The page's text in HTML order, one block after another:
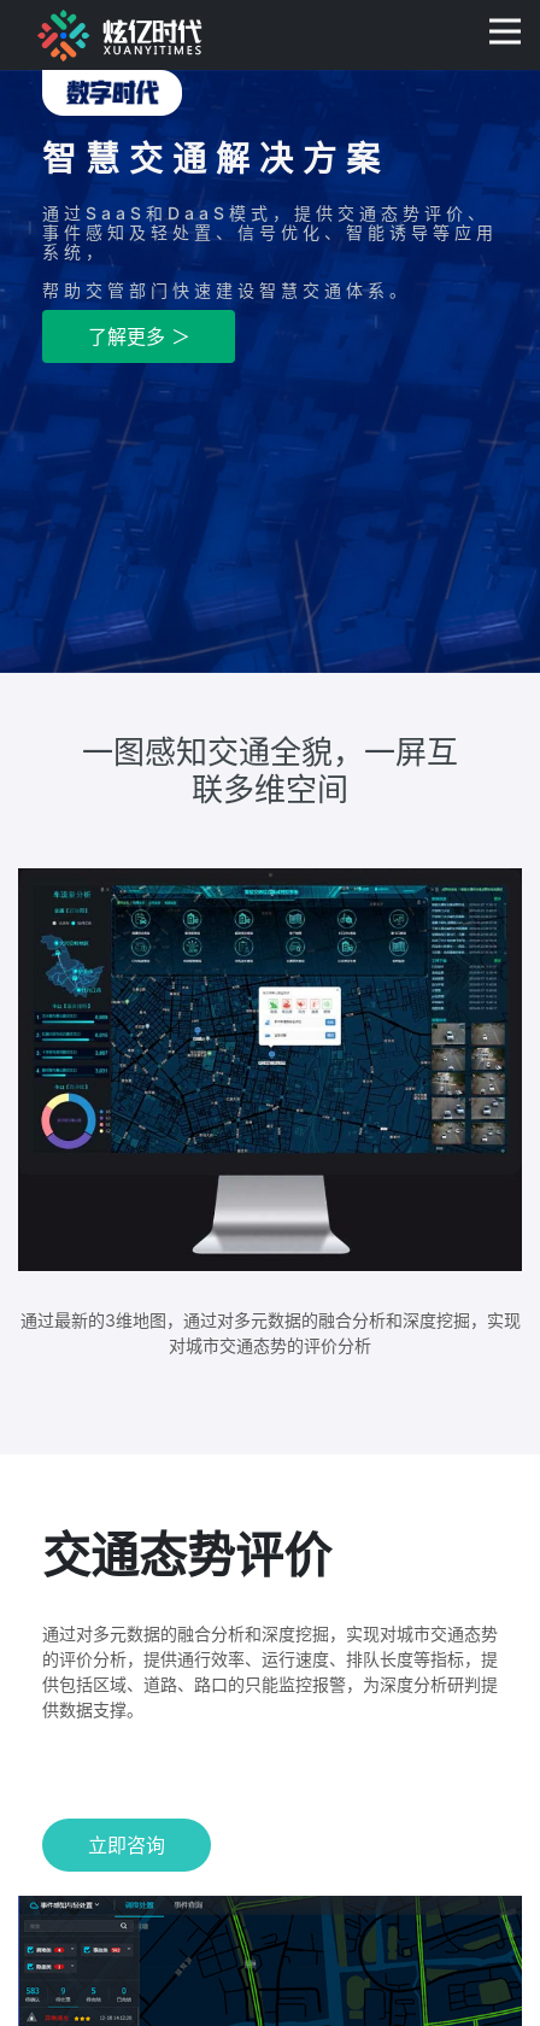
智慧交通解决方案
通过SaaS和DaaS模式，提供交通态势评价、
事件感知及轻处置、信号优化、智能诱导等应用
系统，
帮助交管部门快速建设智慧交通体系。
了解更多 ＞
一图感知交通全貌，一屏互
联多维空间
通过最新的3维地图，通过对多元数据的融合分析和深度挖掘，实现
对城市交通态势的评价分析
交通态势评价
通过对多元数据的融合分析和深度挖掘，实现对城市交通态势
的评价分析，提供通行效率、运行速度、排队长度等指标，提
供包括区域、道路、路口的只能监控报警，为深度分析研判提
供数据支撑。
立即咨询